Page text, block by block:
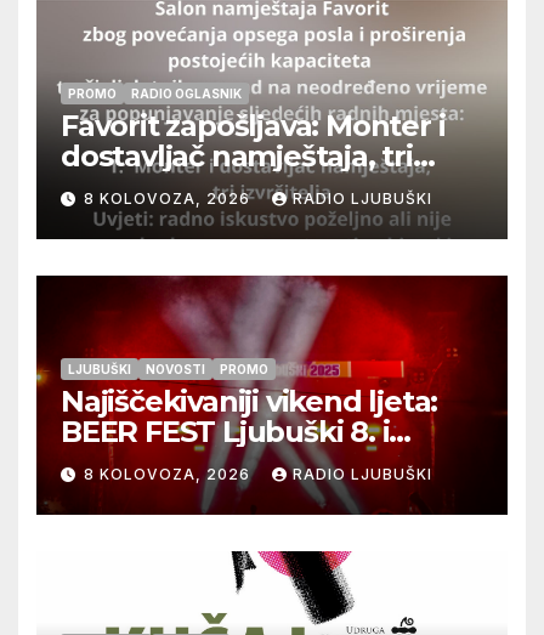
PROMO RADIO OGLASNIK
Favorit zapošljava: Monter i
dostavljač namještaja, tri
izvršitelja
8 KOLOVOZA, 2026 RADIO LJUBUŠKI
LJUBUŠKI NOVOSTI PROMO
Najiščekivaniji vikend ljeta:
BEER FEST Ljubuški 8. i
9.kolovoza
8 KOLOVOZA, 2026 RADIO LJUBUŠKI